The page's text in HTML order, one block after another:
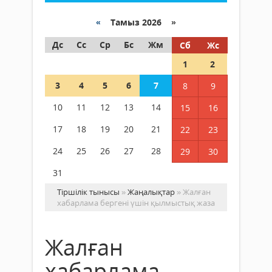
« Тамыз 2026 »
Дс
Сс Ср Бс Жм Сб
Жс
1
2
3
4 5 6 7 8
9
10
11 12 13 14 15
16
17
18 19 20 21 22
23
24
25 26 27 28 29
30
31
Тіршілік тынысы »Жаңалықтар » Жалған
хабарлама бергені үшін қылмыстық жаза
Жалған